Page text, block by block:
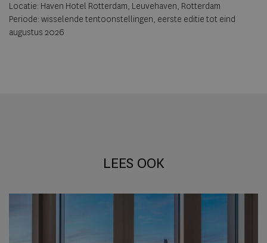
Locatie: Haven Hotel Rotterdam, Leuvehaven, Rotterdam
Periode: wisselende tentoonstellingen, eerste editie tot eind
augustus 2026
LEES OOK